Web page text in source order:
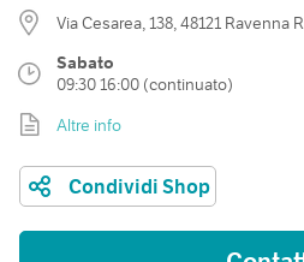
Via Cesarea, 138, 48121 Ravenna
Sabato
09:30 16:00 (continuato)
Altre info
Condividi Shop